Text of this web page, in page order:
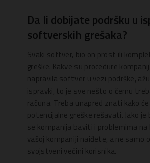
Da li dobijate podršku u
softverskih grešaka?
Svaki softver, bio on prost ili
greške. Kakve su procedure
napravila softver u vezi podrške,
ispravki, to je sve nešto o čemu
računa. Treba unapred znati kako
potencijalne greške rešavati. Jako je
se kompanija baviti i problemima na
vašoj kompaniji naiđete, a ne samo
svojstveni većini korisnika.